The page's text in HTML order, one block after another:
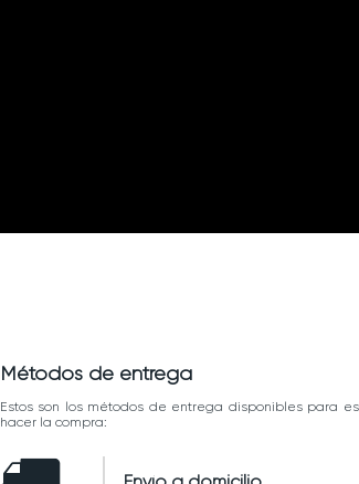
Métodos de entrega
Estos son los métodos de entrega disponibles para
hacer la compra: